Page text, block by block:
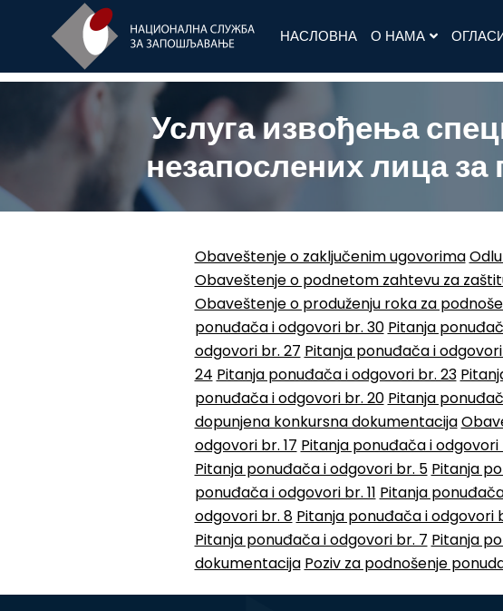
НАСЛОВНА О НАМА
Услуга извођења
незапослених лица
Obaveštenje o zaključenim ugovorima
Obaveštenje o podnetom zahtevu za
Obaveštenje o produženju roka za
ponuđača i odgovori br. 30 Pitanja
odgovori br. 27 Pitanja ponuđača i
24 Pitanja ponuđača i odgovori br. 23
ponuđača i odgovori br. 20 Pitanja
dopunjena konkursna dokumentacija
odgovori br. 17 Pitanja ponuđača i odgovori
Pitanja ponuđača i odgovori br. 5 Pitanja
ponuđača i odgovori br. 11 Pitanja
odgovori br. 8 Pitanja ponuđača i odgovori
Pitanja ponuđača i odgovori br. 7 Pitanja
dokumentacija Poziv za podnošenje